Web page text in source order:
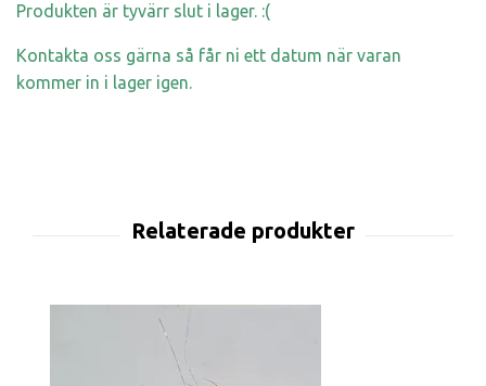
Produkten är tyvärr slut i lager. :(
Kontakta oss gärna så får ni ett datum när varan
kommer in i lager igen.